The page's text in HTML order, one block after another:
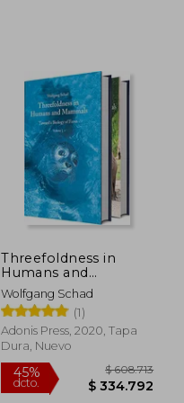
45%
dcto.
Threefoldness in
Humans and
Mammals: Toward a
Biology of Form (en
Inglés)
Wolfgang Schad
(1)
Adonis Press, 2020, Tapa
Dura, Nuevo